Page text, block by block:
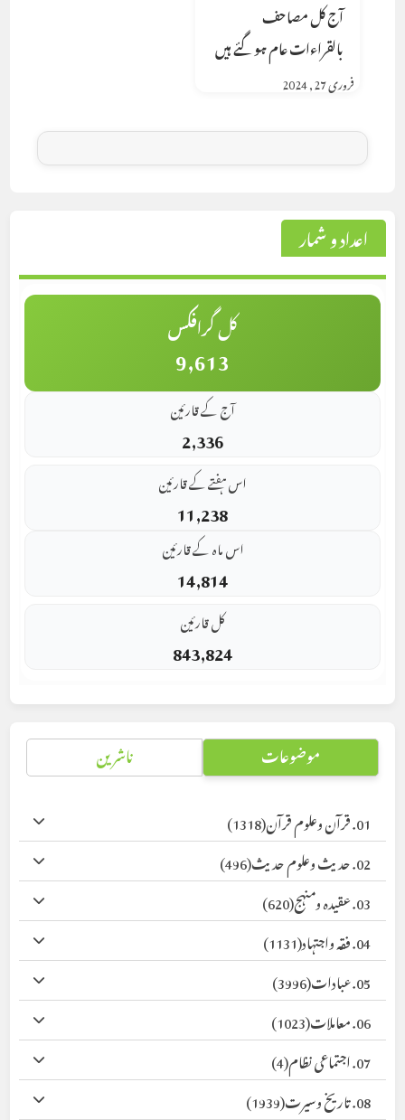
آج کل مصاحف
بالقراءات عام ہوگئے ہیں
فروری 27, 2024
اعداد و شمار
کل گرافکس
9,613
آج کے قارئین
2,336
اس ہفتے کے قارئین
11,238
اس ماہ کے قارئین
14,814
کل قارئین
843,824
موضوعات ناشرین
01. قرآن وعلوم قرآن
(1318)
02. حدیث وعلوم حدیث
(496)
03. عقیدہ ومنہج
(620)
04. فقہ واجتہاد
(1131)
05. عبادات
(3996)
06. معاملات
(1023)
07. اجتماعی نظام
(4)
08. تاریخ وسیرت
(1939)